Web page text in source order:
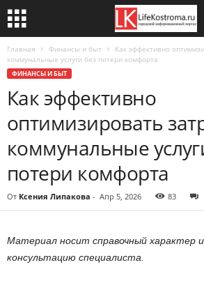
Главная Финансы и быт
Как эффективно
коммунальные услуги без потери комфорта
ФИНАНСЫ И БЫТ
Как эффективно
оптимизировать
коммунальные
потери комфорта
От Ксения Липакова - Апр 5, 2026 83
Материал носит справочный характер
консультацию специалиста.